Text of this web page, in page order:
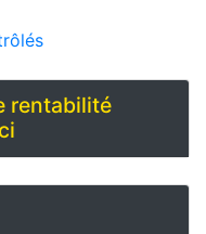
rentabilité